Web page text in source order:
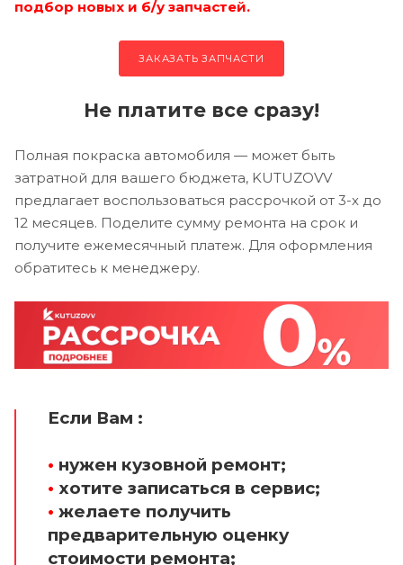
подбор новых и б/у запчастей.
ЗАКАЗАТЬ ЗАПЧАСТИ
Не платите все сразу!
Полная покраска автомобиля — может быть
затратной для вашего бюджета, KUTUZOVV
предлагает воспользоваться рассрочкой от 3-х до
12 месяцев. Поделите сумму ремонта на срок и
получите ежемесячный платеж. Для оформления
обратитесь к менеджеру.
Если Вам :
• нужен кузовной ремонт;
• хотите записаться в сервис;
• желаете получить
предварительную оценку
стоимости ремонта;